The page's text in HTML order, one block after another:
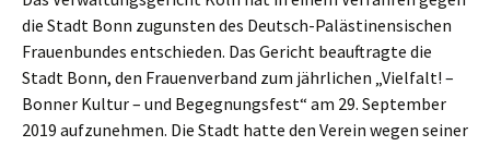
die Stadt Bonn zugunsten des Deutsch-Palästinensischen
Frauenbundes entschieden. Das Gericht beauftragte die
Stadt Bonn, den Frauenverband zum jährlichen „Vielfalt! –
Bonner Kultur – und Begegnungsfest“ am 29. September
2019 aufzunehmen. Die Stadt hatte den Verein wegen seiner